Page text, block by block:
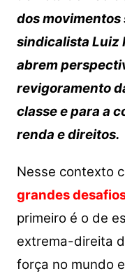
dos movimentos
sindicalista Luiz
abrem
revigoramento
classe e para a
renda e direitos.
Nesse contexto
grandes
primeiro é o de
extrema-direita
força no mundo